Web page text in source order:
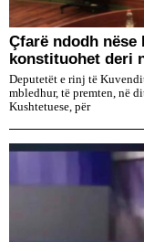
Çfarë ndodh nëse
konstituohet deri
Deputetët e rinj të
mbledhur, të premten, në
Kushtetuese, për